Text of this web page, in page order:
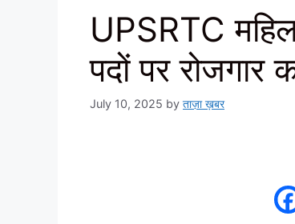
UPSRTC
पदों पर रोजगार
July 10, 2025 by ताज़ा ख़बर